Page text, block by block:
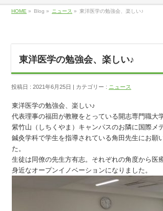
HOME » Blog » ニュース » 東洋医学の勉強会、楽しい♪
東洋医学の勉強会、楽しい♪
投稿日 : 2021年6月25日 | カテゴリー : ニュース
東洋医学の勉強会、楽しい♪
代表理事の福田が教鞭をとっている開志専門職大学
紫竹山（しちくやま）キャンパスのお隣に国際メ
鍼灸学科で学生を指導されている角田先生にお願
た。
生徒は同僚の先生方有志。それぞれの角度から医
身近なオープンイノベーションになりました。